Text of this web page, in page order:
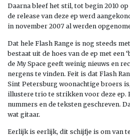
Daarna bleef het stil, tot begin 2010
de release van deze ep werd
in november 2007 al werden
Dat hele Flash Range is nog steeds
bestaat uit de hoes van de ep met een
de My Space geeft weinig nieuws en
nergens te vinden. Feit is dat Flash
Sint Petersburg woonachtige broers
illustere trio te strikken voor deze ep.
nummers en de teksten geschreven.
wat gitaar.
Eerlijk is eerlijk, dit schijfje is om van